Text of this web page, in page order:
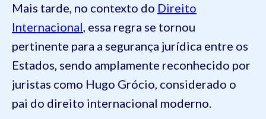
Mais tarde, no contexto do Direito
Internacional, essa regra se tornou
pertinente para a segurança jurídica entre os
Estados, sendo amplamente reconhecido por
juristas como Hugo Grócio, considerado o
pai do direito internacional moderno.